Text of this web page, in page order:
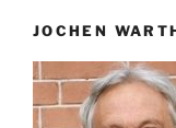
JOCHEN